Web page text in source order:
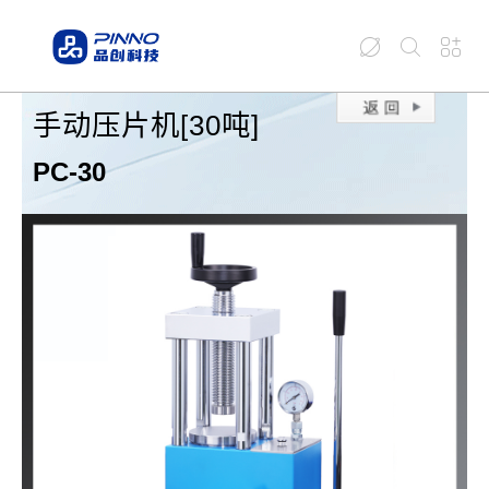
手动压片机[30吨]
PC-30